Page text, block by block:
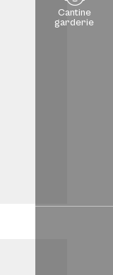
Cantine
garderie